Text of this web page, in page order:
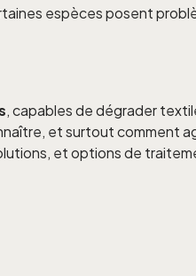
espèces posent
, capables de dégrader
et surtout comment
et options de